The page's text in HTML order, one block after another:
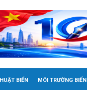
BIỂN MÔI TRƯỜNG BIỂN